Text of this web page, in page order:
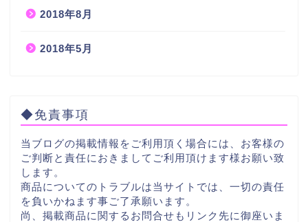
2018年8月
2018年5月
◆免責事項
当ブログの掲載情報をご利用頂く場合には、お客様の
ご判断と責任におきましてご利用頂けます様お願い致
します。
商品についてのトラブルは当サイトでは、一切の責任
を負いかねます事ご了承願います。
尚、掲載商品に関するお問合せもリンク先に御座いま